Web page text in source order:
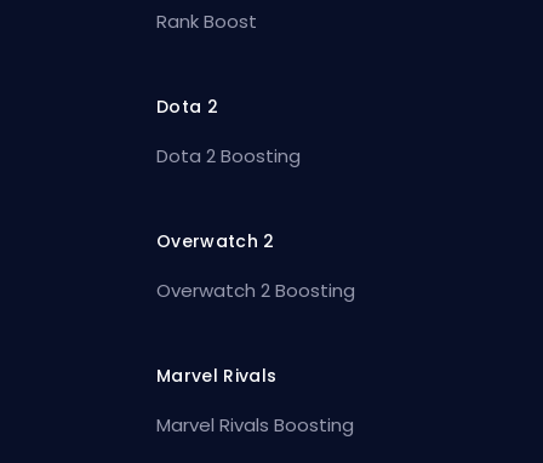
Rank Boost
Dota 2
Dota 2 Boosting
Overwatch 2
Overwatch 2 Boosting
Marvel Rivals
Marvel Rivals Boosting